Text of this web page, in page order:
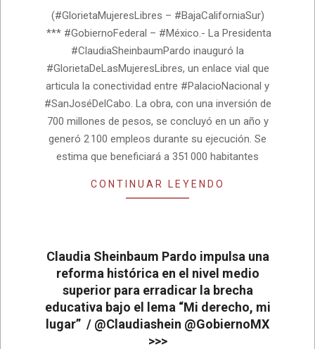
06-
(#GlorietaMujeresLibres – #BajaCaliforniaSur)
*** #GobiernoFederal – #México.- La Presidenta
#ClaudiaSheinbaumPardo inauguró la
#GlorietaDeLasMujeresLibres, un enlace vial que
articula la conectividad entre #PalacioNacional y
#SanJoséDelCabo. La obra, con una inversión de
700 millones de pesos, se concluyó en un año y
generó 2 100 empleos durante su ejecución. Se
estima que beneficiará a 351 000 habitantes
CONTINUAR LEYENDO
Claudia Sheinbaum Pardo impulsa una
reforma histórica en el nivel medio
superior para erradicar la brecha
educativa bajo el lema “Mi derecho, mi
lugar” / @Claudiashein @GobiernoMX
>>>